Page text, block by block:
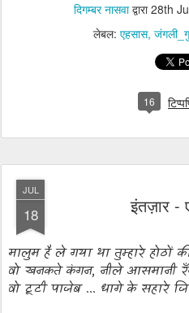
दिगम्बर नासवाद्वारा28th
लेबल: एहसास
16
JUL
18 इंतज़ार -
मालुम है ले गया था तुम्हारे होठों
वो खनकते कंगन, नीले आसमानी
वो टूटी पाजेब... धागे के सहारे